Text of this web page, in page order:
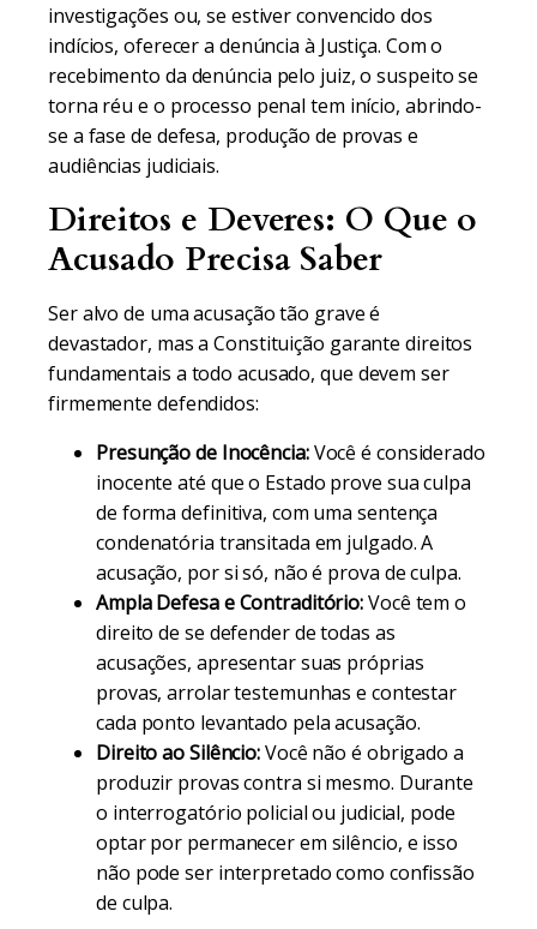
investigações ou, se estiver convencido dos
indícios, oferecer a denúncia à Justiça. Com o
recebimento da denúncia pelo juiz, o suspeito se
torna réu e o processo penal tem início, abrindo-
se a fase de defesa, produção de provas e
audiências judiciais.
Direitos e Deveres: O Que o
Acusado Precisa Saber
Ser alvo de uma acusação tão grave é
devastador, mas a Constituição garante direitos
fundamentais a todo acusado, que devem ser
firmemente defendidos:
Presunção de Inocência:Você é considerado
inocente até que o Estado prove sua culpa
de forma definitiva, com uma sentença
condenatória transitada em julgado. A
acusação, por si só, não é prova de culpa.
Ampla Defesa e Contraditório:Você tem o
direito de se defender de todas as
acusações, apresentar suas próprias
provas, arrolar testemunhas e contestar
cada ponto levantado pela acusação.
Direito ao Silêncio:Você não é obrigado a
produzir provas contra si mesmo. Durante
o interrogatório policial ou judicial, pode
optar por permanecer em silêncio, e isso
não pode ser interpretado como confissão
de culpa.